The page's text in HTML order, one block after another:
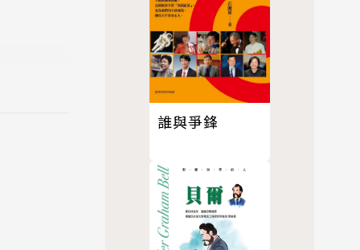
病情見
醫學史
目中擔
誰與爭鋒